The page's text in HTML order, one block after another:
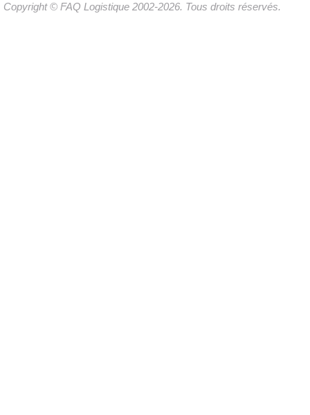
Copyright © FAQ Logistique 2002-2026. Tous droits réservés.